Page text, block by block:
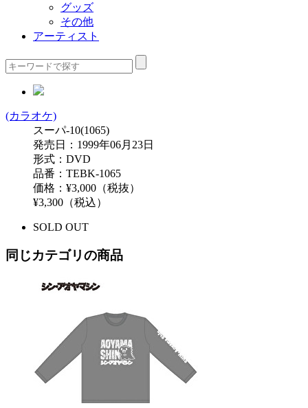
グッズ
その他
アーティスト
(カラオケ)
スーパ-10(1065)
発売日：1999年06月23日
形式：DVD
品番：TEBK-1065
価格：¥3,000（税抜）
¥3,300（税込）
SOLD OUT
同じカテゴリの商品